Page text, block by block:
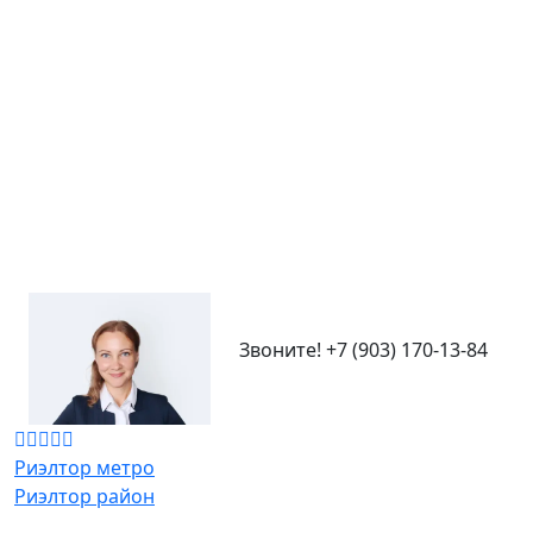
Звоните! +7 (903) 170-13-84
Риэлтор метро
Риэлтор район